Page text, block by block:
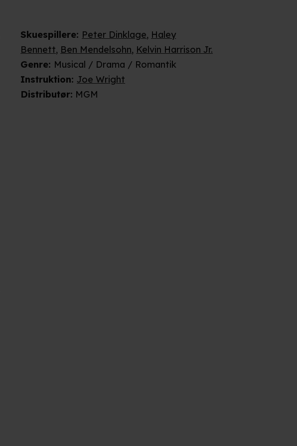
Skuespillere: Peter Dinklage, Haley
Bennett, Ben Mendelsohn, Kelvin Harrison Jr.
Genre: Musical / Drama / Romantik
Instruktion: Joe Wright
Distributør: MGM